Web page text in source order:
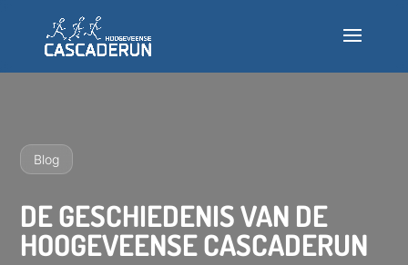
Blog
DE GESCHIEDENIS VAN DE
HOOGEVEENSE CASCADERUN
Info
Testlopen